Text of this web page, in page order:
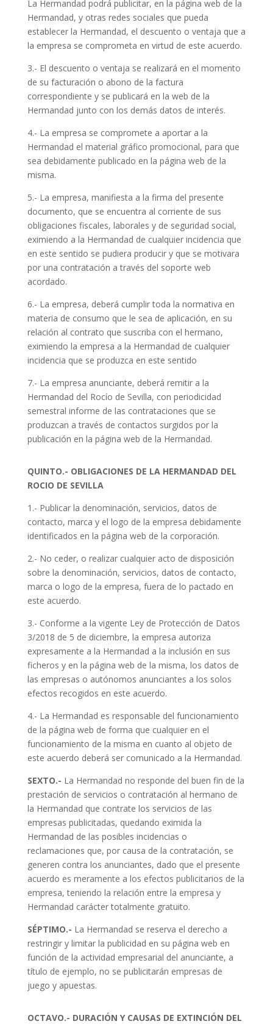
La Hermandad podrá publicitar, en la página web de la
Hermandad, y otras redes sociales que pueda
establecer la Hermandad, el descuento o ventaja que a
la empresa se comprometa en virtud de este acuerdo.
3.- El descuento o ventaja se realizará en el momento
de su facturación o abono de la factura
correspondiente y se publicará en la web de la
Hermandad junto con los demás datos de interés.
4.- La empresa se compromete a aportar a la
Hermandad el material gráfico promocional, para que
sea debidamente publicado en la página web de la
misma.
5.- La empresa, manifiesta a la firma del presente
documento, que se encuentra al corriente de sus
obligaciones fiscales, laborales y de seguridad social,
eximiendo a la Hermandad de cualquier incidencia que
en este sentido se pudiera producir y que se motivara
por una contratación a través del soporte web
acordado.
6.- La empresa, deberá cumplir toda la normativa en
materia de consumo que le sea de aplicación, en su
relación al contrato que suscriba con el hermano,
eximiendo la empresa a la Hermandad de cualquier
incidencia que se produzca en este sentido
7.- La empresa anunciante, deberá remitir a la
Hermandad del Rocío de Sevilla, con periodicidad
semestral informe de las contrataciones que se
produzcan a través de contactos surgidos por la
publicación en la página web de la Hermandad.
QUINTO.- OBLIGACIONES DE LA HERMANDAD DEL
ROCIO DE SEVILLA
1.- Publicar la denominación, servicios, datos de
contacto, marca y el logo de la empresa debidamente
identificados en la página web de la corporación.
2.- No ceder, o realizar cualquier acto de disposición
sobre la denominación, servicios, datos de contacto,
marca o logo de la empresa, fuera de lo pactado en
este acuerdo.
3.- Conforme a la vigente Ley de Protección de Datos
3/2018 de 5 de diciembre, la empresa autoriza
expresamente a la Hermandad a la inclusión en sus
ficheros y en la página web de la misma, los datos de
las empresas o autónomos anunciantes a los solos
efectos recogidos en este acuerdo.
4.- La Hermandad es responsable del funcionamiento
de la página web de forma que cualquier en el
funcionamiento de la misma en cuanto al objeto de
este acuerdo deberá ser comunicado a la Hermandad.
SEXTO.- La Hermandad no responde del buen fin de la
prestación de servicios o contratación al hermano de
la Hermandad que contrate los servicios de las
empresas publicitadas, quedando eximida la
Hermandad de las posibles incidencias o
reclamaciones que, por causa de la contratación, se
generen contra los anunciantes, dado que el presente
acuerdo es meramente a los efectos publicitarios de la
empresa, teniendo la relación entre la empresa y
Hermandad carácter totalmente gratuito.
SÉPTIMO.- La Hermandad se reserva el derecho a
restringir y limitar la publicidad en su página web en
función de la actividad empresarial del anunciante, a
título de ejemplo, no se publicitarán empresas de
juego y apuestas.
OCTAVO.- DURACIÓN Y CAUSAS DE EXTINCIÓN DEL